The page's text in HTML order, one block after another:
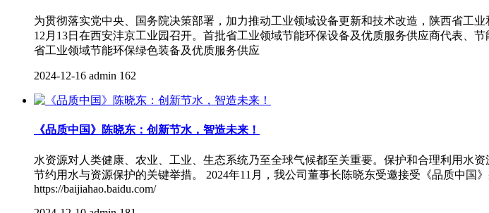
为贯彻落实党中央、国务院决策部署，加力推动工业领域设备更新和技术改造，陕西省工
12月13日在西安沣京工业园召开。首批省工业领域节能环保设备及优质服务供应商代表、
省工业领域节能环保绿色装备及优质服务供应
2024-12-16 admin 162
《品质中国》陈晓东：创新节水，智造未来！
水资源对人类健康、农业、工业、生态系统乃至全球气候都至关重要。保护和合理利用水
节约用水与资源保护的关键举措。 2024年11月，我公司董事长陈晓东受邀接受《品质中国
https://baijiahao.baidu.com/